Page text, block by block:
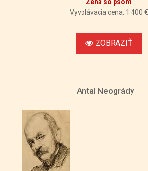
Žena so psom
Vyvolávacia cena: 1 400 €
ZOBRAZIŤ
Antal Neogrády